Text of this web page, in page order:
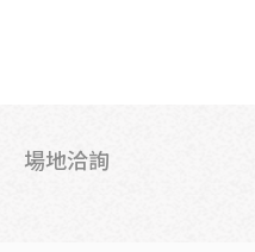
場地洽詢